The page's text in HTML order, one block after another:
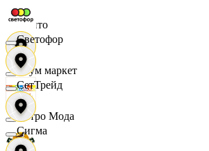
Фрито
Хоум маркет
Цетро Мода
Светофор
СетТрейд
Сигма